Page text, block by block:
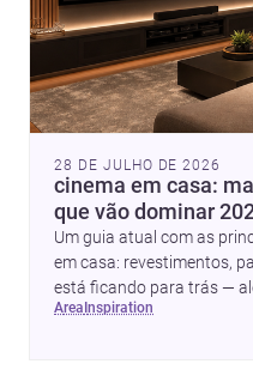
28 DE JULHO DE 2026
cinema em casa:
que vão dominar
Um guia atual com as
em casa: revestimentos,
está ficando para trás —
atualizar sem reforma
area inspiration